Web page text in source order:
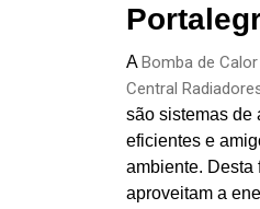
ABomba de
Central
são sistemas de
eficientes e
ambiente. Desta
aproveitam a